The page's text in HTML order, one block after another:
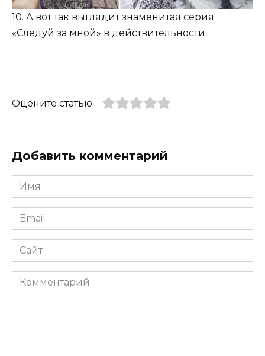
10. А вот так выглядит знаменитая серия
«Следуй за мной» в действительности.
Оцените статью
Добавить комментарий
Имя
*
Email
*
Сайт
Комментарий